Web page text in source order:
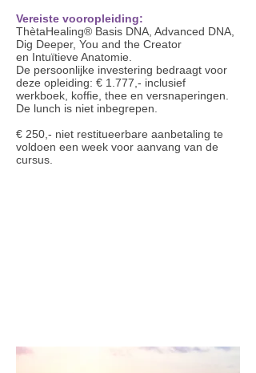
Vereiste vooropleiding:
ThètaHealing® Basis DNA, Advanced DNA,
Dig Deeper, You and the Creator
en Intuïtieve Anatomie.
De persoonlijke investering bedraagt voor
deze opleiding: € 1.777,- inclusief
werkboek, koffie, thee en versnaperingen.
De lunch is niet inbegrepen.
€ 250,- niet restitueerbare aanbetaling te
voldoen een week voor aanvang van de
cursus.